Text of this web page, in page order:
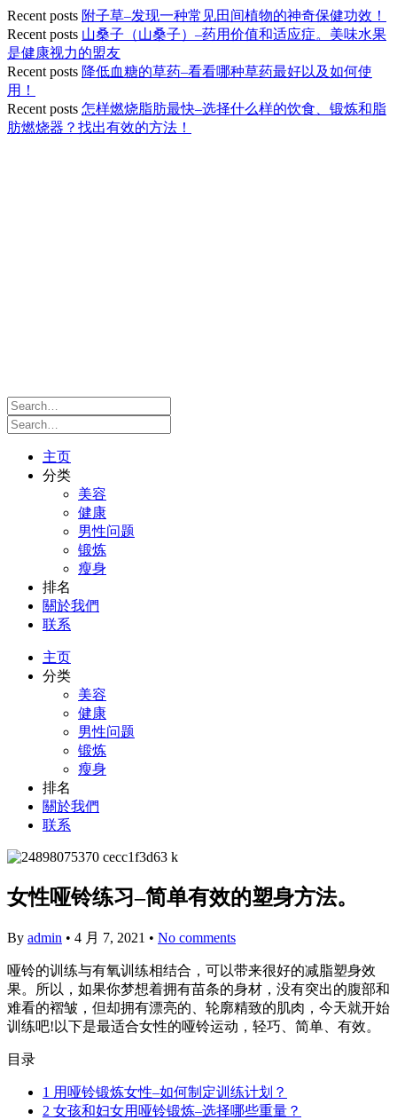
Recent posts 附子草–发现一种常见田间植物的神奇保健功效！
Recent posts 山桑子（山桑子）–药用价值和适应症。美味水果
是健康视力的盟友
Recent posts 降低血糖的草药–看看哪种草药最好以及如何使
用！
Recent posts 怎样燃烧脂肪最快–选择什么样的饮食、锻炼和脂
肪燃烧器？找出有效的方法！
主页
分类
美容
健康
男性问题
锻炼
瘦身
排名
關於我們
联系
主页
分类
美容
健康
男性问题
锻炼
瘦身
排名
關於我們
联系
女性哑铃练习–简单有效的塑身方法。
By admin • 4 月 7, 2021 • No comments
哑铃的训练与有氧训练相结合，可以带来很好的减脂塑身效
果。所以，如果你梦想着拥有苗条的身材，没有突出的腹部和
难看的褶皱，但却拥有漂亮的、轮廓精致的肌肉，今天就开始
训练吧!以下是最适合女性的哑铃运动，轻巧、简单、有效。
目录
1 用哑铃锻炼女性–如何制定训练计划？
2 女孩和妇女用哑铃锻炼–选择哪些重量？